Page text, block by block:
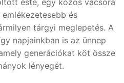
este, egy közös vacsora
és
tárgyi meglepetés. A
napjainkban is az ünnep
generációkat köt össze
lényegét.